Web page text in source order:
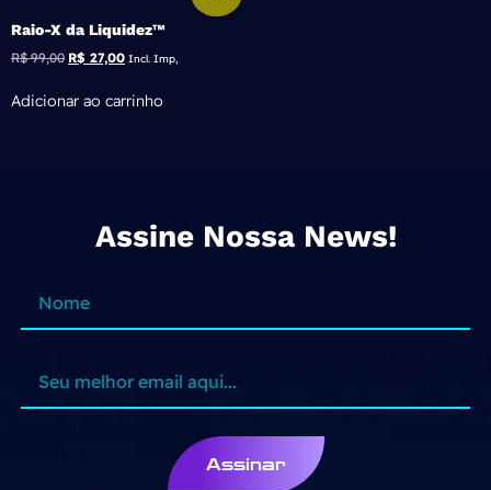
Raio-X da Liquidez™
R$99,00 R$ 27,00 Incl. Imp,
Adicionar ao carrinho
Assine Nossa News!
Assinar